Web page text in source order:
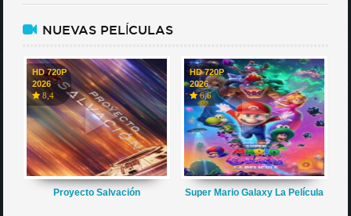
NUEVAS PELÍCULAS
HD 720P
2026
8,4
Proyecto Salvación
HD 720P
2026
6,6
Super Mario Galaxy La Película